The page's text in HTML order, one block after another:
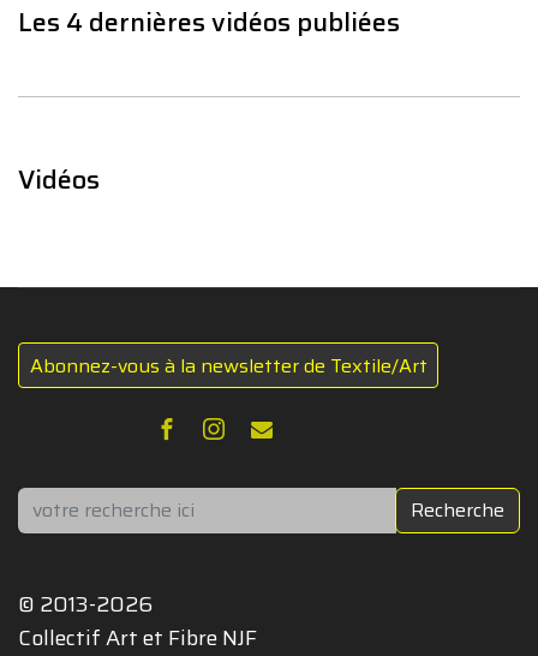
Les 4 dernières vidéos publiées
Vidéos
Abonnez-vous à la newsletter de Textile/Art
Rechercher Recherche
© 2013-2026
Collectif Art et Fibre NJF